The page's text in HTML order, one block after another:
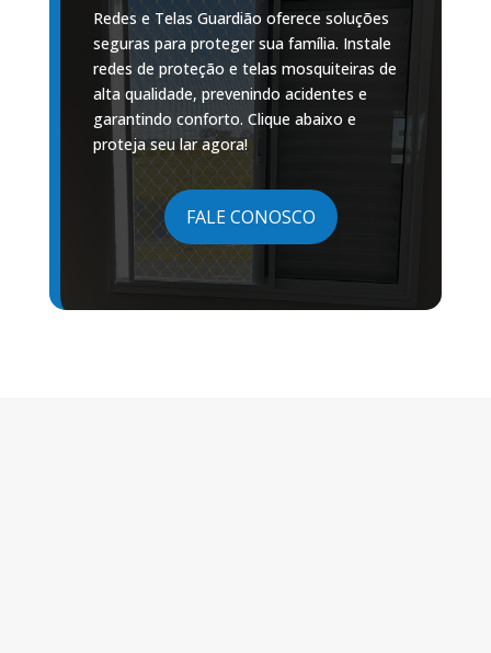
Redes e Telas Guardião oferece soluções
seguras para proteger sua família. Instale
redes de proteção e telas mosquiteiras de
alta qualidade, prevenindo acidentes e
garantindo conforto. Clique abaixo e
proteja seu lar agora!
FALE CONOSCO